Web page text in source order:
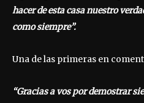
hacer de esta casa nuestro
como siempre”.
Una de las primeras en
“Gracias a vos por demostrar